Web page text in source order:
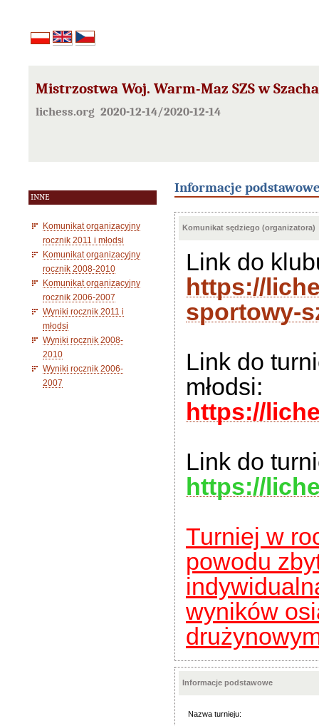
Mistrzostwa Woj. Warm-Maz SZS w
lichess.org 2020-12-14/2020-12-14
INNE
Komunikat organizacyjny
rocznik 2011 i młodsi
Komunikat organizacyjny
rocznik 2008-2010
Komunikat organizacyjny
rocznik 2006-2007
Wyniki rocznik 2011 i
młodsi
Wyniki rocznik 2008-
2010
Wyniki rocznik 2006-
2007
Informacje
Komunikat sędziego (organizatora)
Link do
https://
sportowy-
Link do
młodsi:
https://
Link do
https://
Turniej w
powodu
wyników
Informacje podstawowe
Nazwa turnieju: